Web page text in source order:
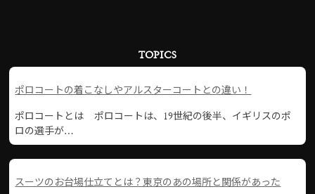
TOPICS
ポロコートの着こなしやアルスターコートとの違い！
ポロコートとは ポロコートは、19世紀の後半、イギリスのポ
ロの選手が…
スーツのお台場仕立てとは？東京のあの場所と関係があった